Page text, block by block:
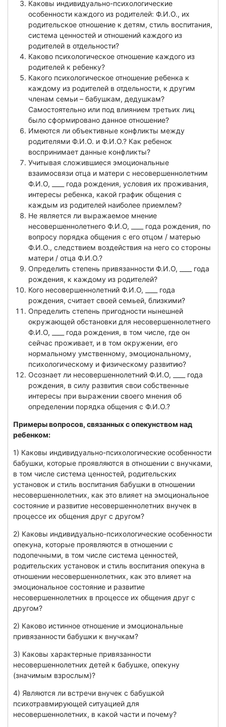
Каковы индивидуально-психологические
особенности каждого из родителей: Ф.И.О., их
родительское отношение к детям, стиль воспитания,
система ценностей и отношений каждого из
родителей в отдельности?
Каково психологическое отношение каждого из
родителей к ребенку?
Какого психологическое отношение ребенка к
каждому из родителей в отдельности, к другим
членам семьи – бабушкам, дедушкам?
Самостоятельно или под влиянием третьих лиц
было сформировано данное отношение?
Имеются ли объективные конфликты между
родителями Ф.И.О. и Ф.И.О.? Как ребенок
воспринимает данные конфликты?
Учитывая сложившиеся эмоциональные
взаимосвязи отца и матери с несовершеннолетним
Ф.И.О, ____ года рождения, условия их проживания,
интересы ребенка, какой график общения с
каждым из родителей наиболее приемлем?
Не является ли выражаемое мнение
несовершеннолетнего Ф.И.О, ____ года рождения, по
вопросу порядка общения с его отцом / матерью
Ф.И.О., следствием воздействия на него со стороны
матери / отца Ф.И.О.?
Определить степень привязанности Ф.И.О, ____ года
рождения, к каждому из родителей?
Кого несовершеннолетний Ф.И.О, ____ года
рождения, считает своей семьей, близкими?
Определить степень пригодности нынешней
окружающей обстановки для несовершеннолетнего
Ф.И.О, ____ года рождения, в том числе, где он
сейчас проживает, и в том окружении, его
нормальному умственному, эмоциональному,
психологическому и физическому развитию?
Осознает ли несовершеннолетний Ф.И.О, ____ года
рождения, в силу развития свои собственные
интересы при выражении своего мнения об
определении порядка общения с Ф.И.О.?
Примеры вопросов, связанных с опекунством над
ребенком:
1) Каковы индивидуально-психологические особенности
бабушки, которые проявляются в отношении с внучками,
в том числе система ценностей, родительских
установок и стиль воспитания бабушки в отношении
несовершеннолетних, как это влияет на эмоциональное
состояние и развитие несовершеннолетних внучек в
процессе их общения друг с другом?
2) Каковы индивидуально-психологические особенности
опекуна, которые проявляются в отношении с
подопечными, в том числе система ценностей,
родительских установок и стиль воспитания опекуна в
отношении несовершеннолетних, как это влияет на
эмоциональное состояние и развитие
несовершеннолетних в процессе их общения друг с
другом?
2) Каково истинное отношение и эмоциональные
привязанности бабушки к внучкам?
3) Каковы характерные привязанности
несовершеннолетних детей к бабушке, опекуну
(значимым взрослым)?
4) Являются ли встречи внучек с бабушкой
психотравмирующей ситуацией для
несовершеннолетних, в какой части и почему?